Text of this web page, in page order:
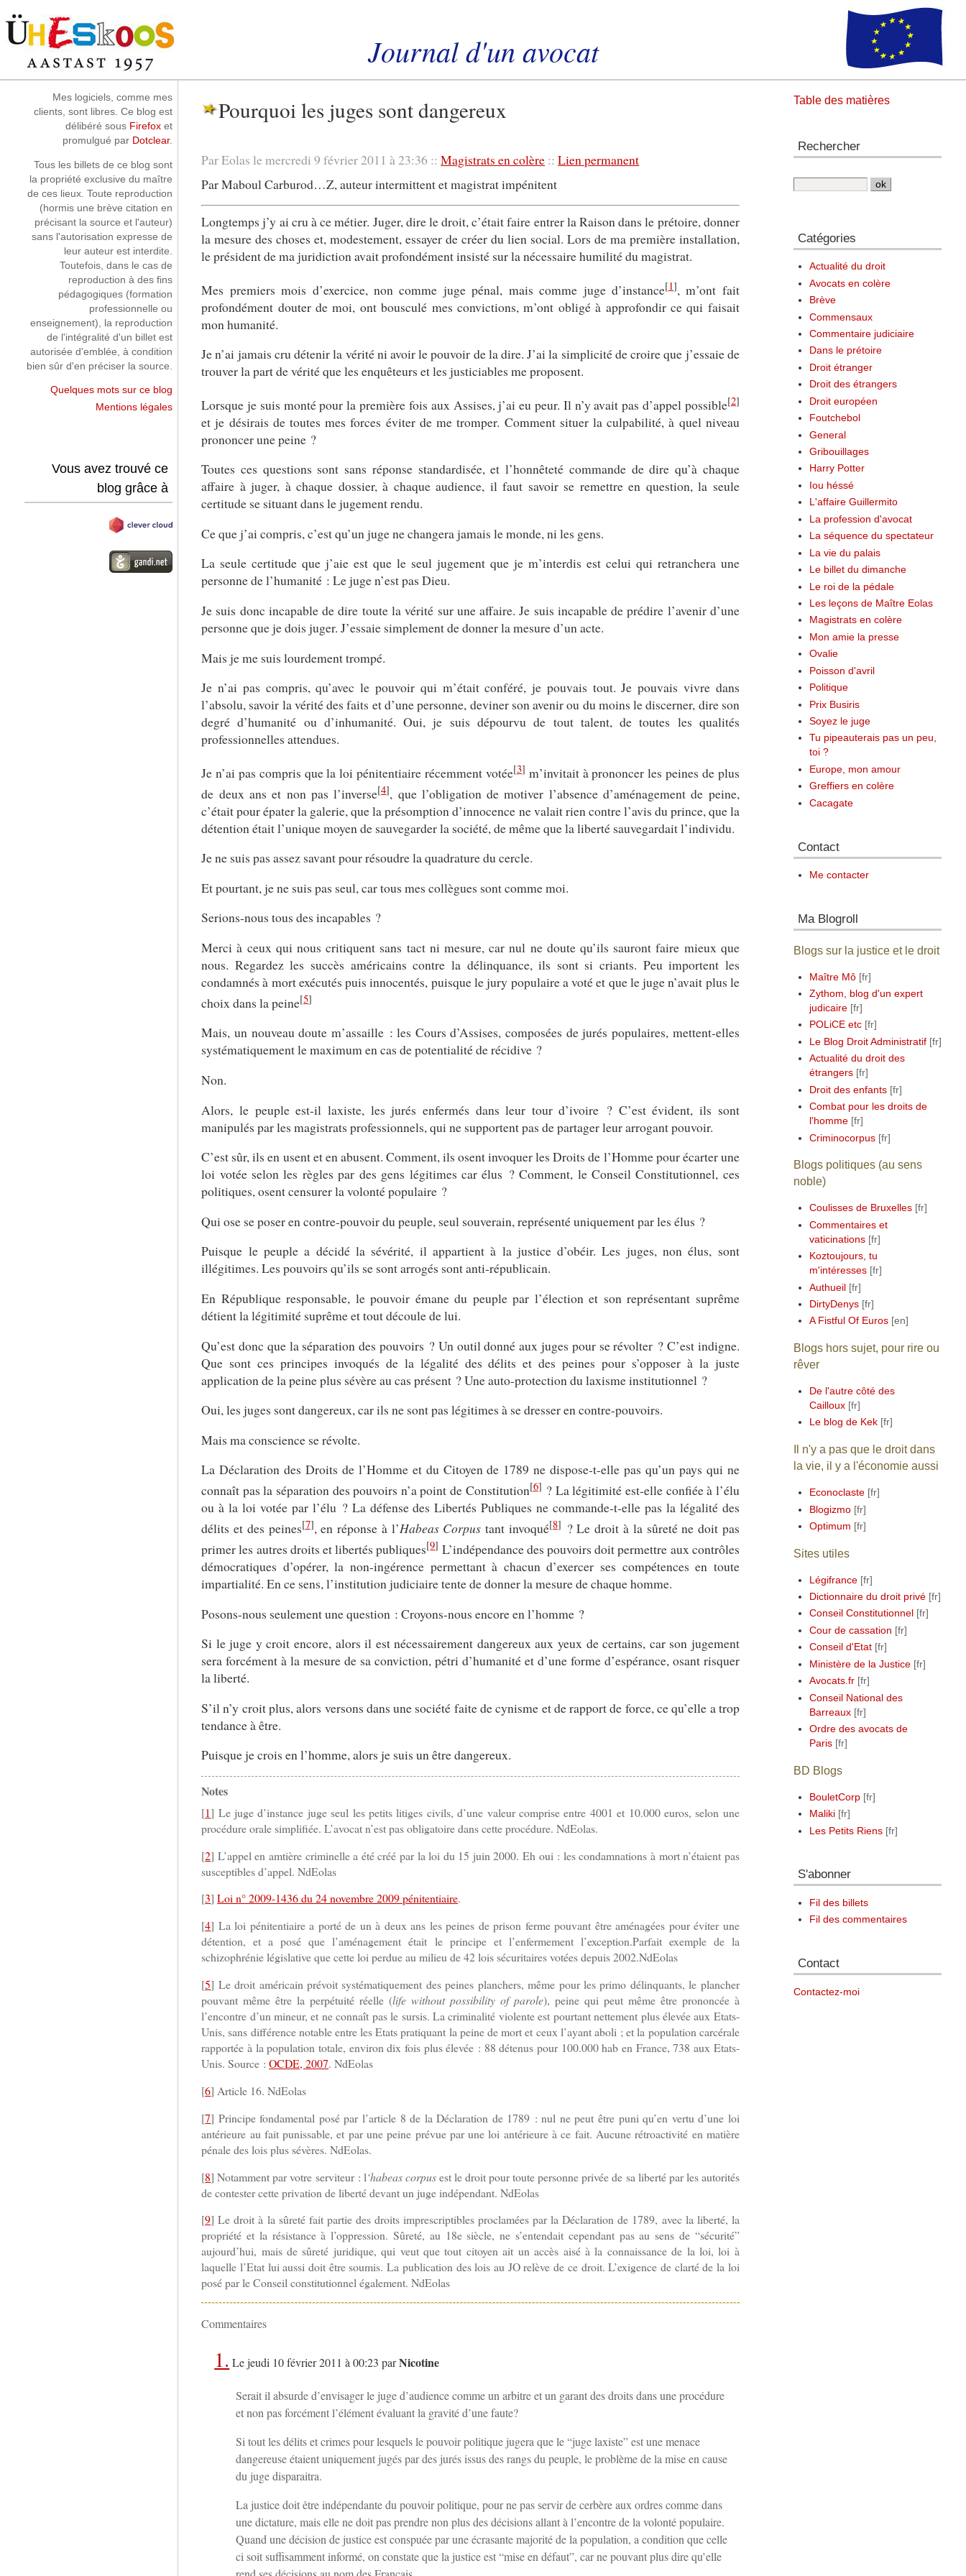
Journal d'un avocat
Pourquoi les juges sont dangereux
Par Eolas le mercredi 9 février 2011 à 23:36 ::Magistrats en colère ::Lien permanent
Par Maboul Carburod…Z, auteur intermittent et magistrat impénitent
Longtemps j’y ai cru à ce métier. Juger, dire le droit, c’était faire entrer la Raison dans le prétoire, donner
la mesure des choses et, modestement, essayer de créer du lien social. Lors de ma première installation,
le président de ma juridiction avait profondément insisté sur la nécessaire humilité du magistrat.
Mes premiers mois d’exercice, non comme juge pénal, mais comme juge d’instance[1], m’ont fait
profondément douter de moi, ont bousculé mes convictions, m’ont obligé à approfondir ce qui faisait
mon humanité.
Je n’ai jamais cru détenir la vérité ni avoir le pouvoir de la dire. J’ai la simplicité de croire que j’essaie de
trouver la part de vérité que les enquêteurs et les justiciables me proposent.
Lorsque je suis monté pour la première fois aux Assises, j’ai eu peur. Il n’y avait pas d’appel possible[2]
et je désirais de toutes mes forces éviter de me tromper. Comment situer la culpabilité, à quel niveau
prononcer une peine ?
Toutes ces questions sont sans réponse standardisée, et l’honnêteté commande de dire qu’à chaque
affaire à juger, à chaque dossier, à chaque audience, il faut savoir se remettre en question, la seule
certitude se situant dans le jugement rendu.
Ce que j’ai compris, c’est qu’un juge ne changera jamais le monde, ni les gens.
La seule certitude que j’aie est que le seul jugement que je m’interdis est celui qui retranchera une
personne de l’humanité : Le juge n’est pas Dieu.
Je suis donc incapable de dire toute la vérité sur une affaire. Je suis incapable de prédire l’avenir d’une
personne que je dois juger. J’essaie simplement de donner la mesure d’un acte.
Mais je me suis lourdement trompé.
Je n’ai pas compris, qu’avec le pouvoir qui m’était conféré, je pouvais tout. Je pouvais vivre dans
l’absolu, savoir la vérité des faits et d’une personne, deviner son avenir ou du moins le discerner, dire son
degré d’humanité ou d’inhumanité. Oui, je suis dépourvu de tout talent, de toutes les qualités
professionnelles attendues.
Je n’ai pas compris que la loi pénitentiaire récemment votée[3] m’invitait à prononcer les peines de plus
de deux ans et non pas l’inverse[4], que l’obligation de motiver l’absence d’aménagement de peine,
c’était pour épater la galerie, que la présomption d’innocence ne valait rien contre l’avis du prince, que la
détention était l’unique moyen de sauvegarder la société, de même que la liberté sauvegardait l’individu.
Je ne suis pas assez savant pour résoudre la quadrature du cercle.
Et pourtant, je ne suis pas seul, car tous mes collègues sont comme moi.
Serions-nous tous des incapables ?
Merci à ceux qui nous critiquent sans tact ni mesure, car nul ne doute qu’ils sauront faire mieux que
nous. Regardez les succès américains contre la délinquance, ils sont si criants. Peu importent les
condamnés à mort exécutés puis innocentés, puisque le jury populaire a voté et que le juge n’avait plus le
choix dans la peine[5]
Mais, un nouveau doute m’assaille : les Cours d’Assises, composées de jurés populaires, mettent-elles
systématiquement le maximum en cas de potentialité de récidive ?
Non.
Alors, le peuple est-il laxiste, les jurés enfermés dans leur tour d’ivoire ? C’est évident, ils sont
manipulés par les magistrats professionnels, qui ne supportent pas de partager leur arrogant pouvoir.
C’est sûr, ils en usent et en abusent. Comment, ils osent invoquer les Droits de l’Homme pour écarter une
loi votée selon les règles par des gens légitimes car élus ? Comment, le Conseil Constitutionnel, ces
politiques, osent censurer la volonté populaire ?
Qui ose se poser en contre-pouvoir du peuple, seul souverain, représenté uniquement par les élus ?
Puisque le peuple a décidé la sévérité, il appartient à la justice d’obéir. Les juges, non élus, sont
illégitimes. Les pouvoirs qu’ils se sont arrogés sont anti-républicain.
En République responsable, le pouvoir émane du peuple par l’élection et son représentant suprême
détient la légitimité suprême et tout découle de lui.
Qu’est donc que la séparation des pouvoirs ? Un outil donné aux juges pour se révolter ? C’est indigne.
Que sont ces principes invoqués de la légalité des délits et des peines pour s’opposer à la juste
application de la peine plus sévère au cas présent ? Une auto-protection du laxisme institutionnel ?
Oui, les juges sont dangereux, car ils ne sont pas légitimes à se dresser en contre-pouvoirs.
Mais ma conscience se révolte.
La Déclaration des Droits de l’Homme et du Citoyen de 1789 ne dispose-t-elle pas qu’un pays qui ne
connaît pas la séparation des pouvoirs n’a point de Constitution[6] ? La légitimité est-elle confiée à l’élu
ou à la loi votée par l’élu ? La défense des Libertés Publiques ne commande-t-elle pas la légalité des
délits et des peines[7], en réponse à l’Habeas Corpus tant invoqué[8] ? Le droit à la sûreté ne doit pas
primer les autres droits et libertés publiques[9] L’indépendance des pouvoirs doit permettre aux contrôles
démocratiques d’opérer, la non-ingérence permettant à chacun d’exercer ses compétences en toute
impartialité. En ce sens, l’institution judiciaire tente de donner la mesure de chaque homme.
Posons-nous seulement une question : Croyons-nous encore en l’homme ?
Si le juge y croit encore, alors il est nécessairement dangereux aux yeux de certains, car son jugement
sera forcément à la mesure de sa conviction, pétri d’humanité et d’une forme d’espérance, osant risquer
la liberté.
S’il n’y croit plus, alors versons dans une société faite de cynisme et de rapport de force, ce qu’elle a trop
tendance à être.
Puisque je crois en l’homme, alors je suis un être dangereux.
Notes
[1] Le juge d’instance juge seul les petits litiges civils, d’une valeur comprise entre 4001 et 10.000 euros, selon une
procédure orale simplifiée. L’avocat n’est pas obligatoire dans cette procédure. NdEolas.
[2] L’appel en amtière criminelle a été créé par la loi du 15 juin 2000. Eh oui : les condamnations à mort n’étaient pas
susceptibles d’appel. NdEolas
[3]Loi n° 2009-1436 du 24 novembre 2009 pénitentiaire.
[4] La loi pénitentiaire a porté de un à deux ans les peines de prison ferme pouvant être aménagées pour éviter une
détention, et a posé que l’aménagement était le principe et l’enfermement l’exception.Parfait exemple de la
schizophrénie législative que cette loi perdue au milieu de 42 lois sécuritaires votées depuis 2002.NdEolas
[5] Le droit américain prévoit systématiquement des peines planchers, même pour les primo délinquants, le plancher
pouvant même être la perpétuité réelle (life without possibility of parole), peine qui peut même être prononcée à
l’encontre d’un mineur, et ne connaît pas le sursis. La criminalité violente est pourtant nettement plus élevée aux Etats-
Unis, sans différence notable entre les Etats pratiquant la peine de mort et ceux l’ayant aboli ; et la population carcérale
rapportée à la population totale, environ dix fois plus élevée : 88 détenus pour 100.000 hab en France, 738 aux Etats-
Unis. Source :OCDE, 2007. NdEolas
[6] Article 16. NdEolas
[7] Principe fondamental posé par l’article 8 de la Déclaration de 1789 : nul ne peut être puni qu’en vertu d’une loi
antérieure au fait punissable, et par une peine prévue par une loi antérieure à ce fait. Aucune rétroactivité en matière
pénale des lois plus sévères. NdEolas.
[8] Notamment par votre serviteur : l‘habeas corpusest le droit pour toute personne privée de sa liberté par les autorités
de contester cette privation de liberté devant un juge indépendant. NdEolas
[9] Le droit à la sûreté fait partie des droits imprescriptibles proclamées par la Déclaration de 1789, avec la liberté, la
propriété et la résistance à l’oppression. Sûreté, au 18e siècle, ne s’entendait cependant pas au sens de “sécurité”
aujourd’hui, mais de sûreté juridique, qui veut que tout citoyen ait un accès aisé à la connaissance de la loi, loi à
laquelle l’Etat lui aussi doit être soumis. La publication des lois au JO relève de ce droit. L’exigence de clarté de la loi
posé par le Conseil constitutionnel également. NdEolas
Commentaires
1. Le jeudi 10 février 2011 à 00:23 parNicotine
Serait il absurde d’envisager le juge d’audience comme un arbitre et un garant des droits dans une procédure
et non pas forcément l’élément évaluant la gravité d’une faute?
Si tout les délits et crimes pour lesquels le pouvoir politique jugera que le “juge laxiste” est une menace
dangereuse étaient uniquement jugés par des jurés issus des rangs du peuple, le problème de la mise en cause
du juge disparaitra.
La justice doit être indépendante du pouvoir politique, pour ne pas servir de cerbère aux ordres comme dans
une dictature, mais elle ne doit pas prendre non plus des décisions allant à l’encontre de la volonté populaire.
Quand une décision de justice est conspuée par une écrasante majorité de la population, a condition que celle
ci soit suffisamment informé, on constate que la justice est “mise en défaut”, car ne pouvant plus dire qu’elle
Mes logiciels, comme mes
clients, sont libres. Ce blog est
délibéré sous Firefox et
promulgué par Dotclear.
Tous les billets de ce blog sont
la propriété exclusive du maître
de ces lieux. Toute reproduction
(hormis une brève citation en
précisant la source et l'auteur)
sans l'autorisation expresse de
leur auteur est interdite.
Toutefois, dans le cas de
reproduction à des fins
pédagogiques (formation
professionnelle ou
enseignement), la reproduction
de l'intégralité d'un billet est
autorisée d'emblée, à condition
bien sûr d'en préciser la source.
Quelques mots sur ce blog
Mentions légales
Vous avez trouvé ce
blog grâce à
Table des matières
Rechercher
Catégories
Actualité du droit
Avocats en colère
Brève
Commensaux
Commentaire judiciaire
Dans le prétoire
Droit étranger
Droit des étrangers
Droit européen
Foutchebol
General
Gribouillages
Harry Potter
Iou héssé
L'affaire Guillermito
La profession d'avocat
La séquence du spectateur
La vie du palais
Le billet du dimanche
Le roi de la pédale
Les leçons de Maître Eolas
Magistrats en colère
Mon amie la presse
Ovalie
Poisson d'avril
Politique
Prix Busiris
Soyez le juge
Tu pipeauterais pas un peu,
toi ?
Europe, mon amour
Greffiers en colère
Cacagate
Contact
Me contacter
Ma Blogroll
Blogs sur la justice et le droit
Maître Mô
Zythom, blog d'un expert
judicaire
POLiCE etc
Le Blog Droit Administratif
Actualité du droit des
étrangers
Droit des enfants
Combat pour les droits de
l'homme
Criminocorpus
Blogs politiques (au sens
noble)
Coulisses de Bruxelles
Commentaires et
vaticinations
Koztoujours, tu
m'intéresses
Authueil
DirtyDenys
A Fistful Of Euros
Blogs hors sujet, pour rire ou
rêver
De l'autre côté des
Cailloux
Le blog de Kek
Il n'y a pas que le droit dans
la vie, il y a l'économie aussi
Econoclaste
Blogizmo
Optimum
Sites utiles
Légifrance
Dictionnaire du droit privé
Conseil Constitutionnel
Cour de cassation
Conseil d'Etat
Ministère de la Justice
Avocats.fr
Conseil National des
Barreaux
Ordre des avocats de
Paris
BD Blogs
BouletCorp
Maliki
Les Petits Riens
S'abonner
Fil des billets
Fil des commentaires
Contact
Contactez-moi